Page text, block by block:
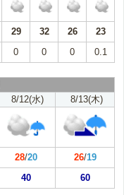
29 32 26
23
0 0 0 0.1
8/12(水) 8/13(木)
28/20 26/19
40 60